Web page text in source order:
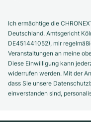
Ich ermächtige die
Deutschland. Amtsgericht
DE451441052), mir
Veranstaltungen an meine
Diese Einwilligung kann
widerrufen werden. Mit der
dass Sie unsere
einverstanden sind,